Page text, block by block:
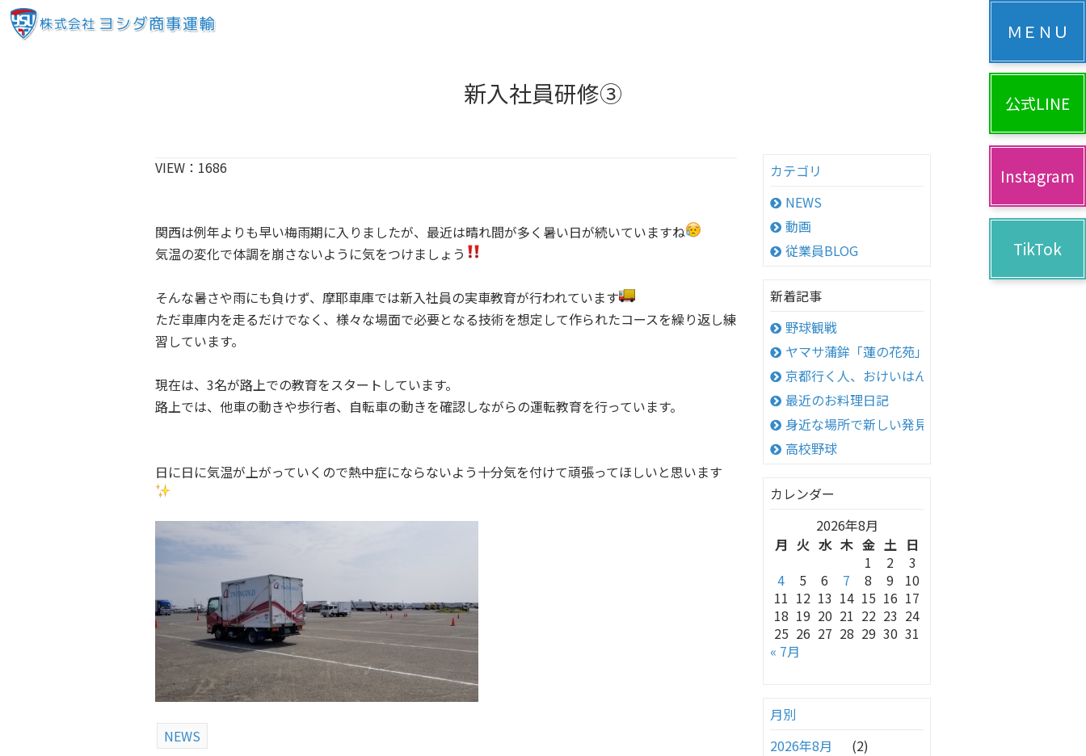
新入社員研修③
VIEW： 1686
関西は例年よりも早い梅雨期に入りましたが、最近は晴れ間が多く暑い日が続いていますね
気温の変化で体調を崩さないように気をつけましょう
そんな暑さや雨にも負けず、摩耶車庫では新入社員の実車教育が行われています
ただ車庫内を走るだけでなく、様々な場面で必要となる技術を想定して作られたコースを繰り返し練
習しています。
現在は、3名が路上での教育をスタートしています。
路上では、他車の動きや歩行者、自転車の動きを確認しながらの運転教育を行っています。
日に日に気温が上がっていくので熱中症にならないよう十分気を付けて頑張ってほしいと思います
NEWS
カテゴリ
NEWS
動画
従業員BLOG
新着記事
野球観戦
ヤマサ蒲鉾「蓮の花苑」へ
京都行く人、おけいはん
最近のお料理日記
身近な場所で新しい発見！
高校野球
カレンダー
2026年8月
月 火 水 木 金 土 日
1
2
3
4
5 6 7 8 9
10
11 12 13 14 15 16 17
18 19 20 21 22 23 24
25 26 27 28 29 30 31
« 7月
月別
2026年8月
(2)
公式LINE
Instagram
TikTok